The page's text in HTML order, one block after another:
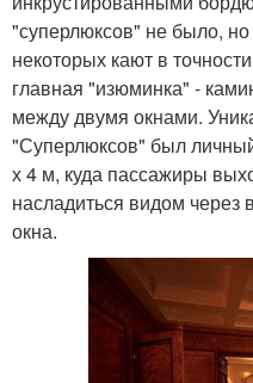
"суперлюксов" не было,
некоторых кают в
главная "изюминка" -
между двумя окнами.
"Суперлюксов" был
х 4 м, куда пассажиры
насладиться видом
окна.